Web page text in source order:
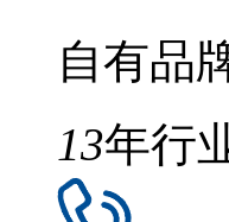
自有品
13年行